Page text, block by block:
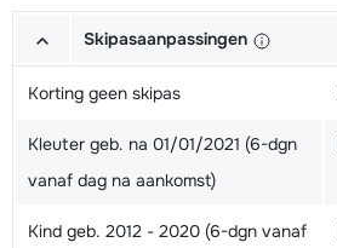
Skipasaanpassingen
Korting geen skipas
Kleuter geb. na 01/01/2021 (6-dgn
vanaf dag na aankomst)
Kind geb. 2012 - 2020 (6-dgn vanaf